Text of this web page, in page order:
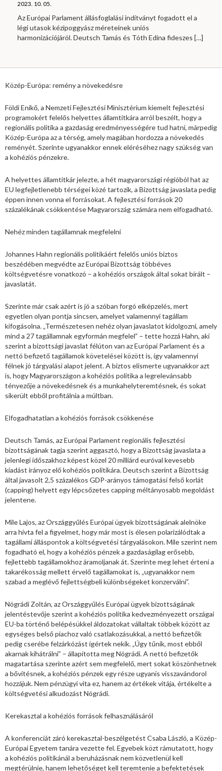
2023. 10. 05.
Az Európai Parlament állásfoglalási indítványt fogadott el a
légi utasok kézipoggyász méreteinek uniós
harmonizációjáról. Deutsch Tamás és Tóth Edina fideszes […]
Közép-Európa: remény a növekedésre
Földi Enikő, a Nemzeti Fejlesztési Minisztérium kiemelt fejlesztési
programokért felelős helyettes államtitkára arról beszélt, hogy a
regionális politika a gazdaság eredményességére tud hatni, márpedig
Közép-Európa az a térség, amely magában hordozza a növekedés
reményét. Szerinte ugyanakkor ennek eléréséhez nagy szükség van
a kohéziós pénzekre.
A helyettes államtitkár jelezte, a hét magyarországi régióból hat az
EU legfejletlenebb térségei közé tartozik, a Bizottság javaslata pedig
éppen innen vonna el forrásokat. A fejlesztési források 20
százalékának csökkentése Magyarország számára nem elfogadható.
Nehéz minden tagállamnak megfelelni
Johannes Hahn regionális politikáért felelős uniós biztos
beszédében megvédte az Európai Bizottság többéves
költségvetésre vonatkozó – a kohéziós országok által sokat bírált –
javaslatát.
Szerinte már csak azért is jó a szóban forgó elképzelés, mert
egyetlen olyan pontja sincsen, amelyet valamennyi tagállam
kifogásolna. „Természetesen nehéz olyan javaslatot kidolgozni, amely
mind a 27 tagállamnak egyformán megfelel” – tette hozzá Hahn, aki
szerint a bizottsági javaslat félúton van az Európai Parlament és a
nettó befizető tagállamok követelései között is, így valamennyi
félnek jó tárgyalási alapot jelent. A biztos elismerte ugyanakkor azt
is, hogy Magyarországon a kohéziós politika a legrelevánsabb
tényezője a növekedésnek és a munkahelyteremtésnek, és sokat
sikerült ebből profitálnia a múltban.
Elfogadhatatlan a kohéziós források csökkenése
Deutsch Tamás, az Európai Parlament regionális fejlesztési
bizottságának tagja szerint aggasztó, hogy a Bizottság javaslata a
jelenlegi időszakhoz képest közel 20 milliárd euróval kevesebb
kiadást irányoz elő kohéziós politikára. Deutsch szerint a Bizottság
által javasolt 2,5 százalékos GDP-arányos támogatási felső korlát
(capping) helyett egy lépcsőzetes capping méltányosabb megoldást
jelentene.
Mile Lajos, az Országgyűlés Európai ügyek bizottságának alelnöke
arra hívta fel a figyelmet, hogy már most is élesen polarizálódtak a
tagállami álláspontok a költségvetési tárgyalásokon. Mile szerint nem
fogadható el, hogy a kohéziós pénzek a gazdaságilag erősebb,
fejlettebb tagállamokhoz áramoljanak át. Szerinte meg lehet érteni a
takarékosság mellett érvelő tagállamokat is, „ugyanakkor nem
szabad a meglévő fejlettségbeli különbségeket konzerválni”.
Nógrádi Zoltán, az Országgyűlés Európai ügyek bizottságának
jelentéstevője szerint a kohéziós politika kedvezményezett országai
EU-ba történő belépésükkel áldozatokat vállaltak többek között az
egységes belső piachoz való csatlakozásukkal, a nettó befizetők
pedig cserébe felzárkózást ígértek nekik. „Úgy tűnik, most ebből
akarnak kihátrálni” – állapította meg Nógrádi. A nettó befizetők
magatartása szerinte azért sem megfelelő, mert sokat köszönhetnek
a bővítésnek, a kohéziós pénzek egy része ugyanis visszavándorol
hozzájuk. Nem pénzügyi vita ez, hanem az értékek vitája, értékelte a
költségvetési alkudozást Nógrádi.
Kerekasztal a kohéziós források felhasználásáról
A konferenciát záró kerekasztal-beszélgetést Csaba László, a Közép-
Európai Egyetem tanára vezette fel. Egyebek közt rámutatott, hogy
a kohéziós politikánál a beruházásnak nem közvetlenül kell
megtérülnie, hanem lehetőséget kell teremtenie a befektetések